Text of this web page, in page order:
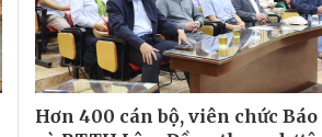
Hơn 400 cán bộ, viên chức Báo